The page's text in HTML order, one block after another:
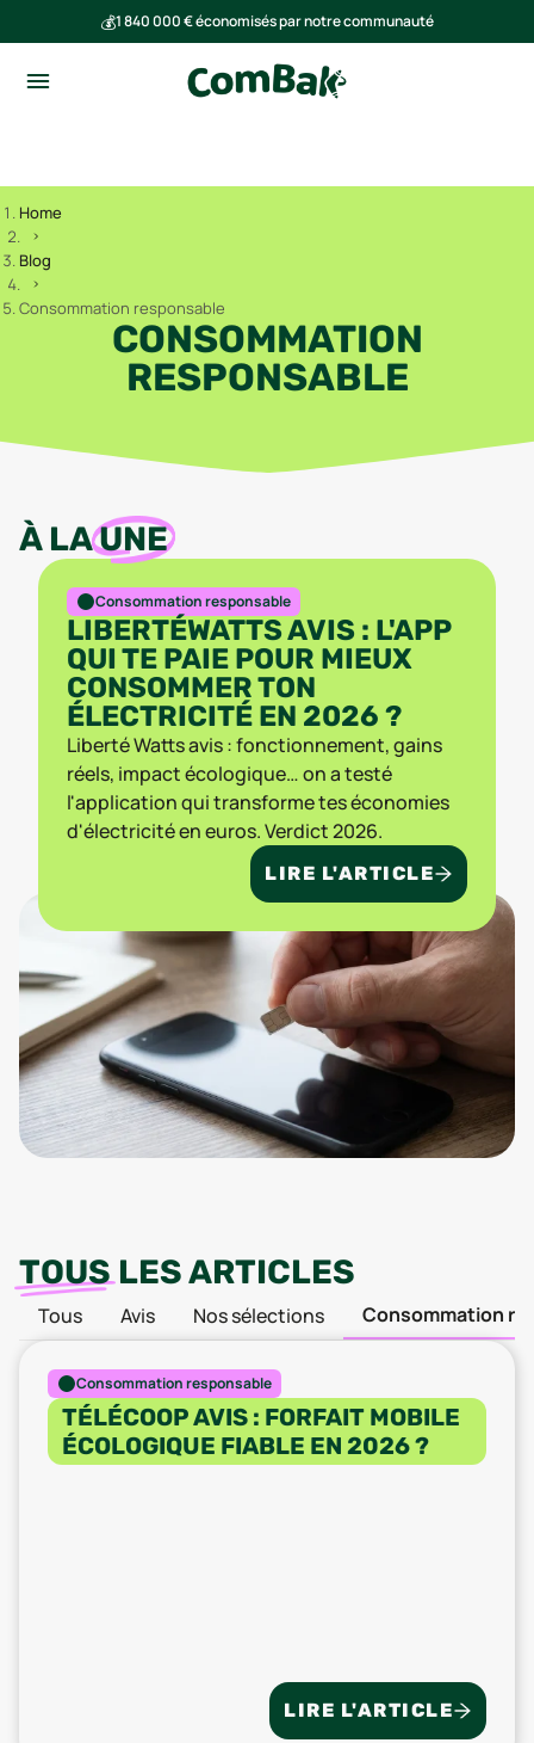
💰1 840 000 € économisés par notre communauté
Home
Blog
Consommation responsable
CONSOMMATION
RESPONSABLE
À LAUNE
Consommation responsable
LIBERTÉWATTS AVIS : L'APP
QUI TE PAIE POUR MIEUX
CONSOMMER TON
ÉLECTRICITÉ EN 2026 ?
Liberté Watts avis : fonctionnement, gains
réels, impact écologique… on a testé
l'application qui transforme tes économies
d'électricité en euros. Verdict 2026.
LIRE L'ARTICLE
TOUSLES ARTICLES
Tous Avis Nos sélections Consommation
Consommation responsable
TÉLÉCOOP AVIS : FORFAIT MOBILE
ÉCOLOGIQUE FIABLE EN 2026 ?
LIRE L'ARTICLE